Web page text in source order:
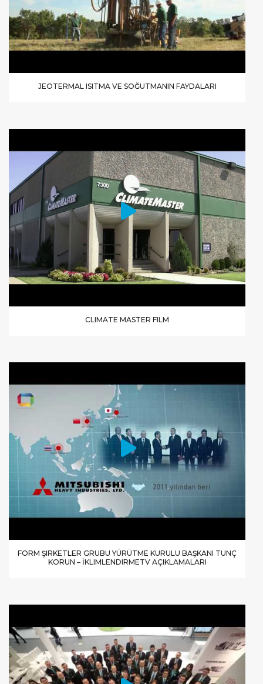
JEOTERMAL ISITMA VE SOĞUTMANIN FAYDALARI
CLIMATE MASTER FILM
FORM ŞIRKETLER GRUBU YÜRÜTME KURULU BAŞKANI TUNÇ
KORUN – İKLIMLENDIRMETV AÇIKLAMALARI